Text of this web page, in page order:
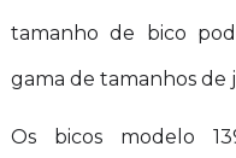
tamanho de bico
gama de tamanhos de
Os bicos modelo